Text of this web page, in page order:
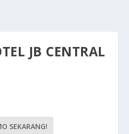
JB CENTRAL
SEKARANG!